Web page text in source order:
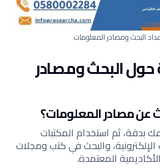
البحث ومصادر المعلومات
حول البحث ومصادر
بدقة، ثم استخدام المكتبات
الإلكترونية، والبحث في كتب ومجلات
المعتمدة.